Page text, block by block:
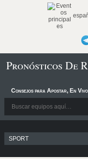
Pronósticos De
Consejos para Apostar, En